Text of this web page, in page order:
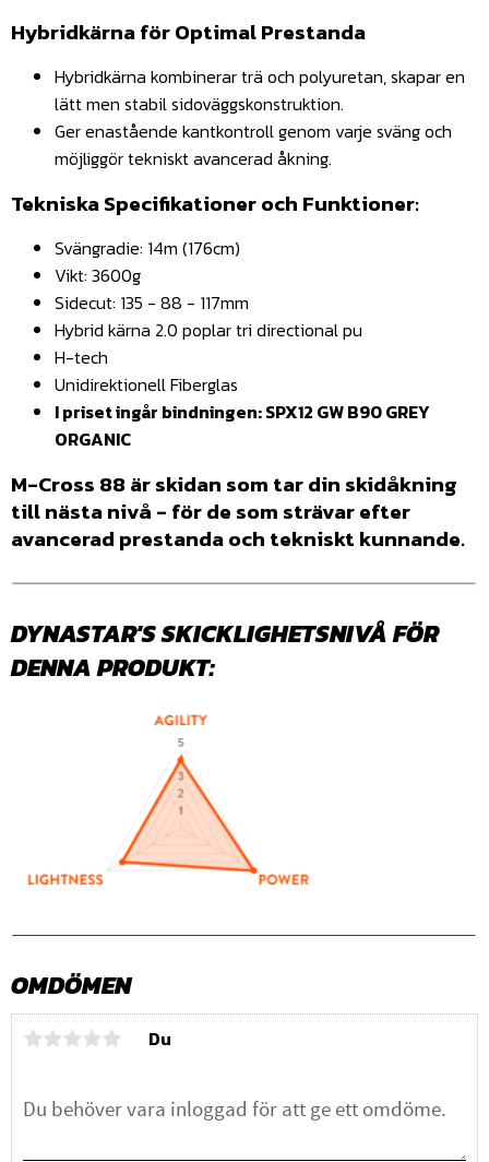
Hybridkärna för Optimal Prestanda
Hybridkärna kombinerar trä och polyuretan, skapar en
lätt men stabil sidoväggskonstruktion.
Ger enastående kantkontroll genom varje sväng och
möjliggör tekniskt avancerad åkning.
Tekniska Specifikationer och Funktioner:
Svängradie: 14m (176cm)
Vikt: 3600g
Sidecut: 135 - 88 - 117mm
Hybrid kärna 2.0 poplar tri directional pu
H-tech
Unidirektionell Fiberglas
I priset ingår bindningen: SPX12 GW B90 GREY
ORGANIC
M-Cross 88 är skidan som tar din skidåkning
till nästa nivå - för de som strävar efter
avancerad prestanda och tekniskt kunnande.
DYNASTAR'S SKICKLIGHETSNIVÅ FÖR
DENNA PRODUKT:
OMDÖMEN
Du